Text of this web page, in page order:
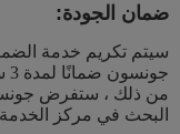
ضمان الجودة:
سيتم تكريم خدمة
من ذلك ، ستفرض
البحث في مركز الخدمة